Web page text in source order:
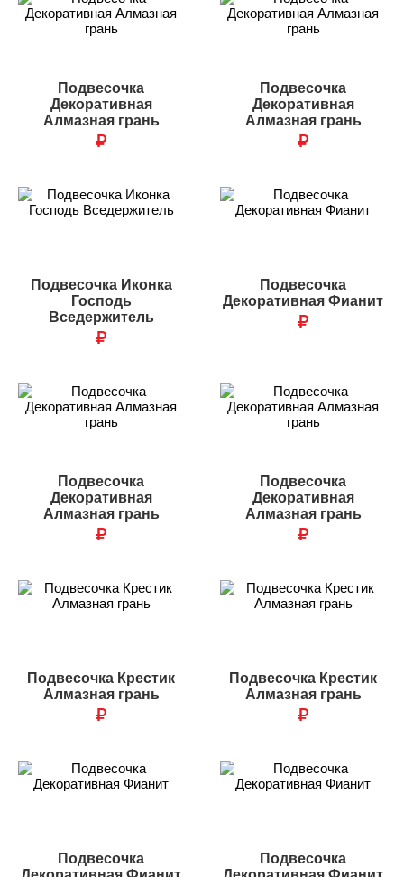
Подвесочка
Декоративная
Алмазная грань
₽
Подвесочка
Декоративная
Алмазная грань
₽
Подвесочка Иконка
Господь
Вседержитель
₽
Подвесочка
Декоративная Фианит
₽
Подвесочка
Декоративная
Алмазная грань
₽
Подвесочка
Декоративная
Алмазная грань
₽
Подвесочка Крестик
Алмазная грань
₽
Подвесочка Крестик
Алмазная грань
₽
Подвесочка
Подвесочка